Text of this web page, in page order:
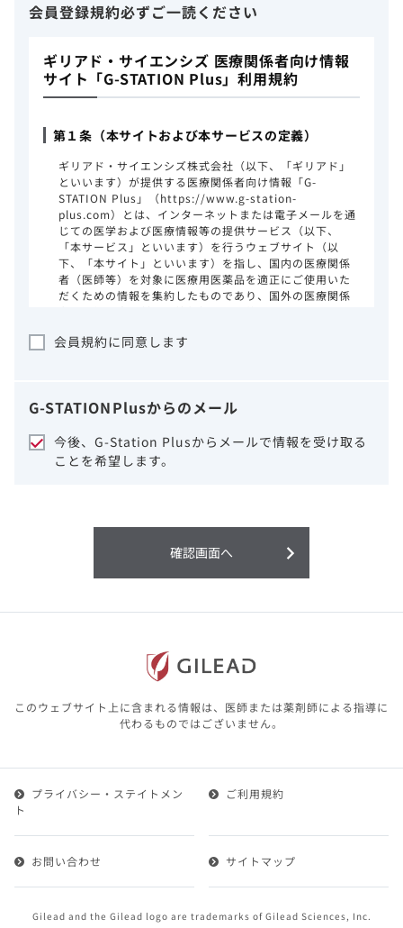
会員登録規約必ずご一読ください
ギリアド・サイエンシズ 医療関係者向け情報
サイト「G-STATION Plus」利用規約
第１条（本サイトおよび本サービスの定義）
ギリアド・サイエンシズ株式会社（以下、「ギリアド」
といいます）が提供する医療関係者向け情報「G-
STATION Plus」（https://www.g-station-
plus.com）とは、インターネットまたは電子メールを通
じての医学および医療情報等の提供サービス（以下、
「本サービス」といいます）を行うウェブサイト（以
下、「本サイト」といいます）を指し、国内の医療関係
者（医師等）を対象に医療用医薬品を適正にご使用いた
だくための情報を集約したものであり、国外の医療関係
事項をご熟読いただき、同意された場合のみご利用くだ
ギリアドは、本サイトのコンテンツについて
細心の注意を払い、正確かつ最新の情報を提
供するように努力をしておりますが、正確
性、確実性、妥当性、有用性、ご利用になら
利用することまたは利用できなかったことよ
り生じる損害については一切の責任を負いか
含む）の情報は、その製品またはその製品の
本サイト内の情報は、医師その他医療関係者
が行なうべきアドバイスやサービスを提供す
るものではありません。本サイトに表示され
ている情報は、決して、医師その他医療関係
1.会員とは、医療関係者の方で、本サービスの利用規約
ービスに登録を申し込みギリアドがこれを承認した方を
いいます。
けることができます。
会員規約に同意します
G-STATIONPlusからのメール
今後、G-Station Plusからメールで情報を受け取る
ことを希望します。
確認画面へ
このウェブサイト上に含まれる情報は、医師または薬剤師による指導に
代わるものではございません。
Gilead and the Gilead logo are trademarks of Gilead Sciences, Inc.
プライバシー・ステイトメン
ト
ご利用規約
お問い合わせ サイトマップ